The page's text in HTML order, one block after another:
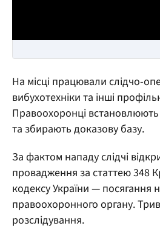
На місці працювали слідчо-
вибухотехніки та інші
Правоохоронці встановлюють
та збирають доказову базу.
За фактом нападу слідчі
провадження за статтею 348
кодексу України — посягання
правоохоронного органу.
розслідування.